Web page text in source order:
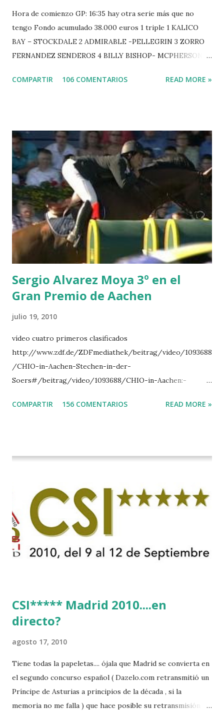
Hora de comienzo GP: 16:35 hay otra serie más que no
tengo Fondo acumulado 38.000 euros 1 triple 1 KALICO
BAY – STOCKDALE 2 ADMIRABLE -PELLEGRIN 3 ZORRO
FERNANDEZ SENDEROS 4 BILLY BISHOP- MCPHERSON 5
-EPAILLARD 7 GIG AMAI M WHITAKER 8 SILVANA DU
POWER - MILLAR 5 ARMANIE -VOORN 6 QUERLYBET
HERO -LEJAUNE 7 MO CHROI - O’BRIEN 8 CARMENA Z -
BREEN 9 JALLA DE GAVIERE -RAMZY AL DUHAMI 10
NOVEL -PHILIPPAERTS 3 triple 1 LATE NIGHT -LEVY 2 K
CLUB LADY -O’CONNOR 3 QUICK STUDY - HOUGH 4
LORENZO -AHLMANN 5 L’ESPOIR -GULLIKSEN 6
TOPINAMBOUR -LEPREVOST 7 WISCONSIN 111 -MOYA 8
INTERTOY Z - BRASH 9 HERALD –CORDON 10 SELDANA
DI CAMPALTO -SHARBATLY Vuelta Triunfal... el ganador
del Gran Premio en su vuelta de honor
COMPARTIR 106 COMENTARIOS READ MORE »
Sergio Alvarez Moya 3º en el
Gran Premio de Aachen
julio 19, 2010
vídeo cuatro primeros clasificados
http://www.zdf.de/ZDFmediathek/beitrag/video/1093688
/CHIO-in-Aachen-Stechen-in-der-
Soers#/beitrag/video/1093688/CHIO-in-Aachen:-
COMPARTIR 156 COMENTARIOS READ MORE »
CSI***** Madrid 2010....en
directo?
agosto 17, 2010
Tiene todas la papeletas.... ójala que Madrid se convierta en
el segundo concurso español ( Dazelo.com retransmitió un
Príncipe de Asturias a principios de la década , si la
memoria no me falla ) que hace posible su retransmisión via